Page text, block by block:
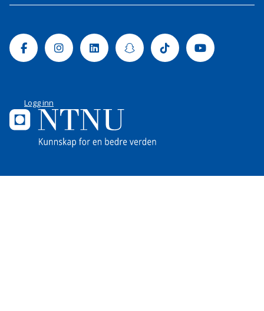
FacebookInstagramLinkedinSnapchatTiktok Youtube
Logg inn